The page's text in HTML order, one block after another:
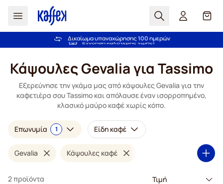
Αναζήτηση
Δωρεάν αποστολή άνω των 49,00€
Εγγύηση καλύτερης τιμής!
Δικαίωμα υπαναχώρησης 100 ημερών
Κάψουλες Gevalia για Tassimo
Εξερεύνησε την γκάμα μας από κάψουλες Gevalia για την
καφετιέρα σου Tassimo και απόλαυσε έναν ισορροπημένο,
κλασικό μαύρο καφέ χωρίς κόπο.
Επωνυμία 1 Είδη καφέ
Gevalia Κάψουλες καφέ
2 προϊόντα